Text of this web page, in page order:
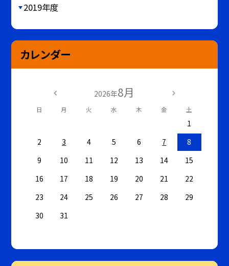
2019年度
カレンダー
2026年8月
日 月 火 水 木 金 土
1
2
3 4 5 6 7
8
9
10 11 12 13 14
15
16
17 18 19 20 21
22
23
24 25 26 27 28
29
30
31